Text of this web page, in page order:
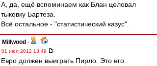
А, да, ещё вспоминаем как Блан целовал
тыковку Бартеза.
Всё остальное - "статистический казус".
Millwood -
01 июл 2012 13:49
Евро должен выиграть Пирло. Это его